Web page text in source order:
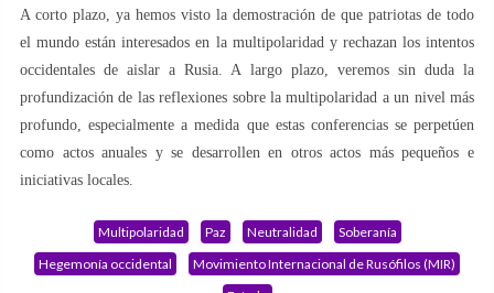
A corto plazo, ya hemos visto la demostración de que patriotas de todo
el mundo están interesados en la multipolaridad y rechazan los intentos
occidentales de aislar a Rusia. A largo plazo, veremos sin duda la
profundización de las reflexiones sobre la multipolaridad a un nivel más
profundo, especialmente a medida que estas conferencias se perpetúen
como actos anuales y se desarrollen en otros actos más pequeños e
iniciativas locales.
Multipolaridad Paz Neutralidad
Soberanía
Hegemonía occidental
Movimiento Internacional de Rusófilos (MIR)